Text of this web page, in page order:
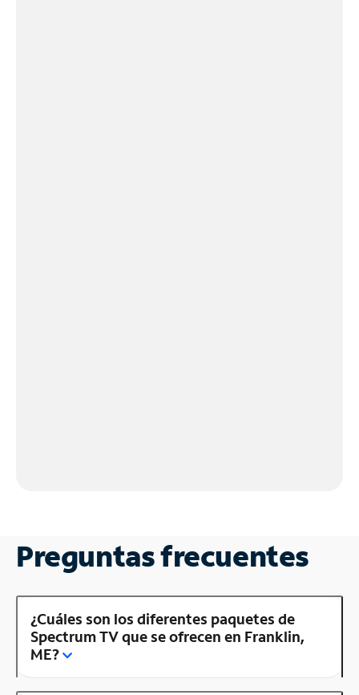
Preguntas frecuentes
¿Cuáles son los diferentes paquetes de
Spectrum TV que se ofrecen en Franklin,
ME?